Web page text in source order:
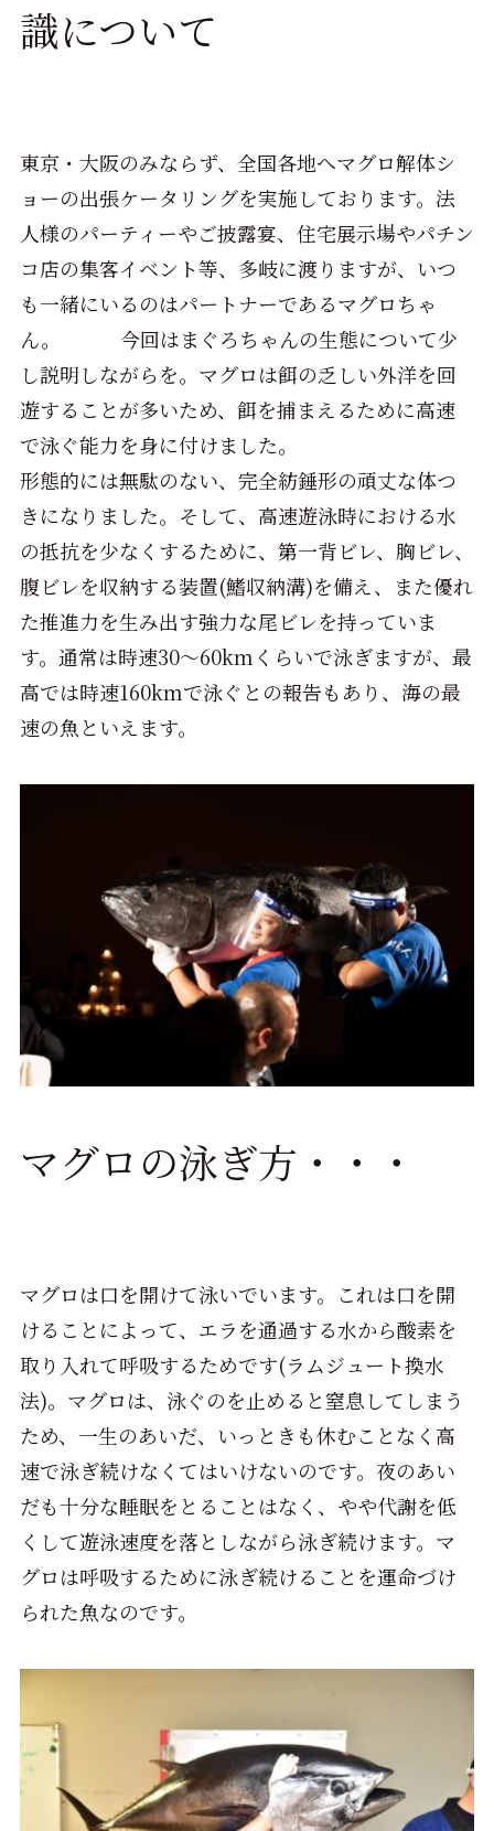
識について
東京・大阪のみならず、全国各地へマグロ解体シ
ョーの出張ケータリングを実施しております。法
人様のパーティーやご披露宴、住宅展示場やパチン
コ店の集客イベント等、多岐に渡りますが、いつ
も一緒にいるのはパートナーであるマグロちゃ
ん。 今回はまぐろちゃんの生態について少
し説明しながらを。マグロは餌の乏しい外洋を回
遊することが多いため、餌を捕まえるために高速
で泳ぐ能力を身に付けました。
形態的には無駄のない、完全紡錘形の頑丈な体つ
きになりました。そして、高速遊泳時における水
の抵抗を少なくするために、第一背ビレ、胸ビレ、
腹ビレを収納する装置(鰭収納溝)を備え、また優れ
た推進力を生み出す強力な尾ビレを持っていま
す。通常は時速30～60kmくらいで泳ぎますが、最
高では時速160kmで泳ぐとの報告もあり、海の最
速の魚といえます。
マグロの泳ぎ方・・・
マグロは口を開けて泳いでいます。これは口を開
けることによって、エラを通過する水から酸素を
取り入れて呼吸するためです(ラムジュート換水
法)。マグロは、泳ぐのを止めると窒息してしまう
ため、一生のあいだ、いっときも休むことなく高
速で泳ぎ続けなくてはいけないのです。夜のあい
だも十分な睡眠をとることはなく、やや代謝を低
くして遊泳速度を落としながら泳ぎ続けます。マ
グロは呼吸するために泳ぎ続けることを運命づけ
られた魚なのです。